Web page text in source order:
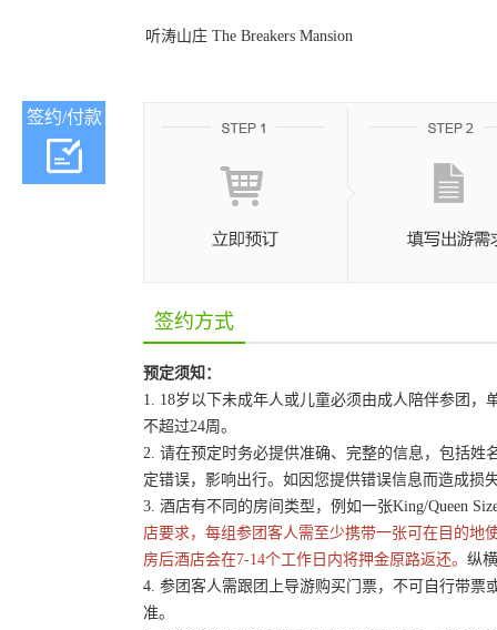
听涛山庄 The Breakers Mansion
签约/付款
签约方式
预定须知：
1. 18岁以下未成年人或儿童必须由成人陪伴参团
不超过24周。
2. 请在预定时务必提供准确、完整的信息，包括
定错误，影响出行。如因您提供错误信息而造成损
3. 酒店有不同的房间类型，例如一张King/Queen
店要求，每组参团客人需至少携带一张可在目的地
房后酒店会在7-14个工作日内将押金原路返还。 纵
4. 参团客人需跟团上导游购买门票，不可自行带票
准。